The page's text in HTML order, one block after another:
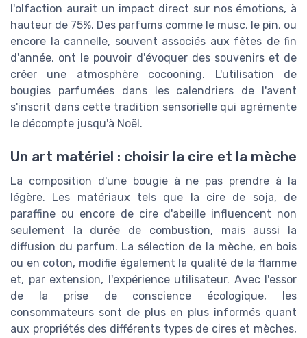
l'olfaction aurait un impact direct sur nos émotions, à
hauteur de 75%. Des parfums comme le musc, le pin, ou
encore la cannelle, souvent associés aux fêtes de fin
d'année, ont le pouvoir d'évoquer des souvenirs et de
créer une atmosphère cocooning. L'utilisation de
bougies parfumées dans les calendriers de l'avent
s'inscrit dans cette tradition sensorielle qui agrémente
le décompte jusqu'à Noël.
Un art matériel : choisir la cire et la mèche
La composition d'une bougie à ne pas prendre à la
légère. Les matériaux tels que la cire de soja, de
paraffine ou encore de cire d'abeille influencent non
seulement la durée de combustion, mais aussi la
diffusion du parfum. La sélection de la mèche, en bois
ou en coton, modifie également la qualité de la flamme
et, par extension, l'expérience utilisateur. Avec l'essor
de la prise de conscience écologique, les
consommateurs sont de plus en plus informés quant
aux propriétés des différents types de cires et mèches,